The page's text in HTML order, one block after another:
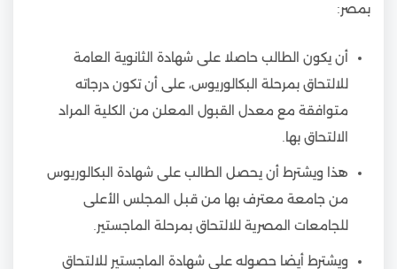
بمصر:
أن يكون الطالب حاصلا على شهادة الثانوية العامة
للالتحاق بمرحلة البكالوريوس، على أن تكون درجاته
متوافقة مع معدل القبول المعلن من الكلية المراد
الالتحاق بها.
هذا ويشترط أن يحصل الطالب على شهادة البكالوريوس
من جامعة معترف بها من قبل المجلس الأعلى
للجامعات المصرية للالتحاق بمرحلة الماجستير.
ويشترط أيضا حصوله على شهادة الماجستير للالتحاق